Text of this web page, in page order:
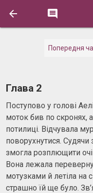
 
Попередня
Глава 2
Поступово у голові
моток бив по скронях,
потилиці. Відчувала
поворухнутися. Судячи
змогла розплющити
Вона лежала
мотузками й летіла на
страшно їй ще було.